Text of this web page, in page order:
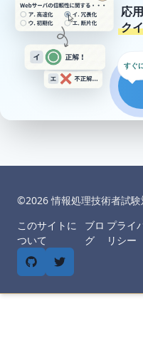
応
ク
すぐ
©︎2026情報処理技術者試験
このサイトに
ついて
ブロ
グ
プライ
リシー